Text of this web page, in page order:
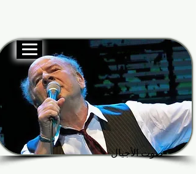
صوت الأجيال
صوت الأجيال